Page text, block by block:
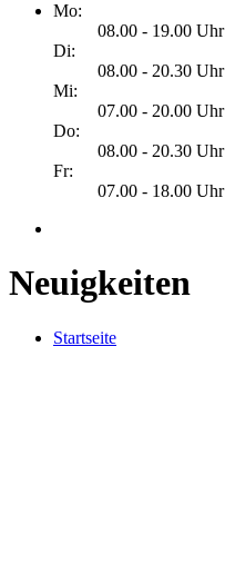
Mo:
08.00 - 19.00 Uhr
Di:
08.00 - 20.30 Uhr
Mi:
07.00 - 20.00 Uhr
Do:
08.00 - 20.30 Uhr
Fr:
07.00 - 18.00 Uhr
Neuigkeiten
Startseite